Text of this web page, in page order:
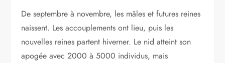
De septembre à novembre, les mâles et futures reines
naissent. Les accouplements ont lieu, puis les
nouvelles reines partent hiverner. Le nid atteint son
apogée avec 2000 à 5000 individus, mais